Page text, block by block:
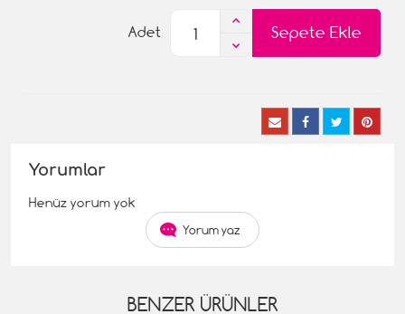
Sepete Ekle
Adet
Yorumlar
Henüz yorum yok
Yorum yaz
BENZER ÜRÜNLER